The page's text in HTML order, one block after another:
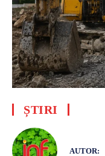
ȘTIRI
AUTOR: